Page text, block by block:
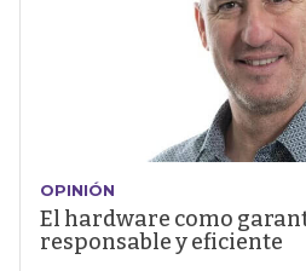
OPINIÓN
El hardware como
responsable y eficiente